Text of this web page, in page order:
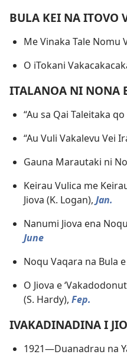
BULA KEI NA ITOVO
Me Vinaka Tale Nomu
O iTokani
ITALANOA NI NONA
“Au sa Qai Taleitaka
“Au Vuli Vakalevu Vei
Gauna Marautaki ni
Keirau Vulica me
Jiova (K. Logan), Jan.
Nanumi Jiova ena
June
Noqu Vaqara na Bula
O Jiova e
(S. Hardy), Fep.
IVAKADINADINA I
1921—Duanadrau na